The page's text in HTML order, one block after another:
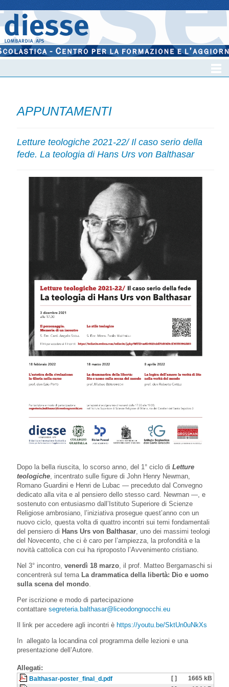
APPUNTAMENTI
Letture teologiche 2021-22/ Il caso serio della
fede. La teologia di Hans Urs von Balthasar
Dopo la bella riuscita, lo scorso anno, del 1° ciclo di Letture
teologiche , incentrato sulle figure di John Henry Newman,
Romano Guardini e Henri de Lubac — preceduto dal Convegno
dedicato alla vita e al pensiero dello stesso card. Newman —, e
sostenuto con entusiasmo dall’Istituto Superiore di Scienze
Religiose ambrosiano, l’iniziativa prosegue quest’anno con un
nuovo ciclo, questa volta di quattro incontri sui temi fondamentali
del pensiero di Hans Urs von Balthasar , uno dei massimi teologi
del Novecento, che ci è caro per l’ampiezza, la profondità e la
novità cattolica con cui ha riproposto l’Avvenimento cristiano.
Nel 3° incontro, venerdì 18 marzo , il prof. Matteo Bergamaschi si
concentrerà sul tema La drammatica della libertà: Dio e uomo
sulla scena del mondo
Per iscrizione e modo di partecipazione
contattare segreteria.balthasar@liceodongnocchi.eu
Il link per accedere agli incontri è https://youtu.be/SktUn0uNkXs
In allegato la locandina col programma delle lezioni e una
presentazione dell’Autore.
Allegati:
Balthasar-poster_final_d.pdf [ ]
1665 kB